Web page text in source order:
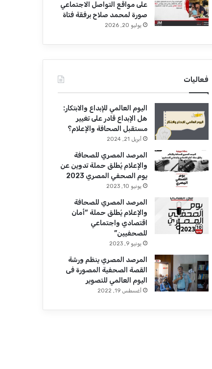
على مواقع التواصل الاجتماعي
صورة لمحمد صلاح برفقة فتاة
يوليو 20, 2026
فعاليات
اليوم العالمي للإبداع والابتكار:
هل الإبداع قادر على تغيير
مستقبل الصحافة والإعلام؟
أبريل 21, 2024
المرصد المصري للصحافة
والإعلام يُطلق حملة تدوين عن
يوم الصحفي المصري 2023
يونيو 10, 2023
المرصد المصري للصحافة
والإعلام يُطلق حملة “أمان
اقتصادي واجتماعي
للصحفيين”
يونيو 9, 2023
المرصد المصري ينظم ورشة
القصة الصحفية المصورة فى
اليوم العالمي للتصوير
أغسطس 19, 2022